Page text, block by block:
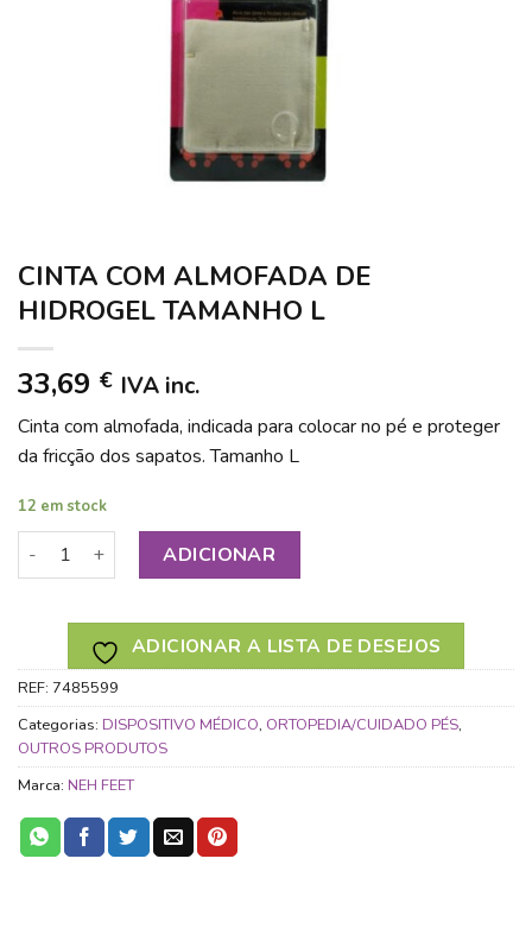
CINTA COM ALMOFADA DE
HIDROGEL TAMANHO L
33,69 € IVA inc.
Cinta com almofada, indicada para colocar no pé e proteger
da fricção dos sapatos. Tamanho L
12 em stock
Quantidade de CINTA COM ALMOFADA DE HIDROGEL
ADICIONAR
ADICIONAR A LISTA DE DESEJOS
REF: 7485599
Categorias: DISPOSITIVO MÉDICO, ORTOPEDIA/CUIDADO PÉS,
OUTROS PRODUTOS
Marca: NEH FEET